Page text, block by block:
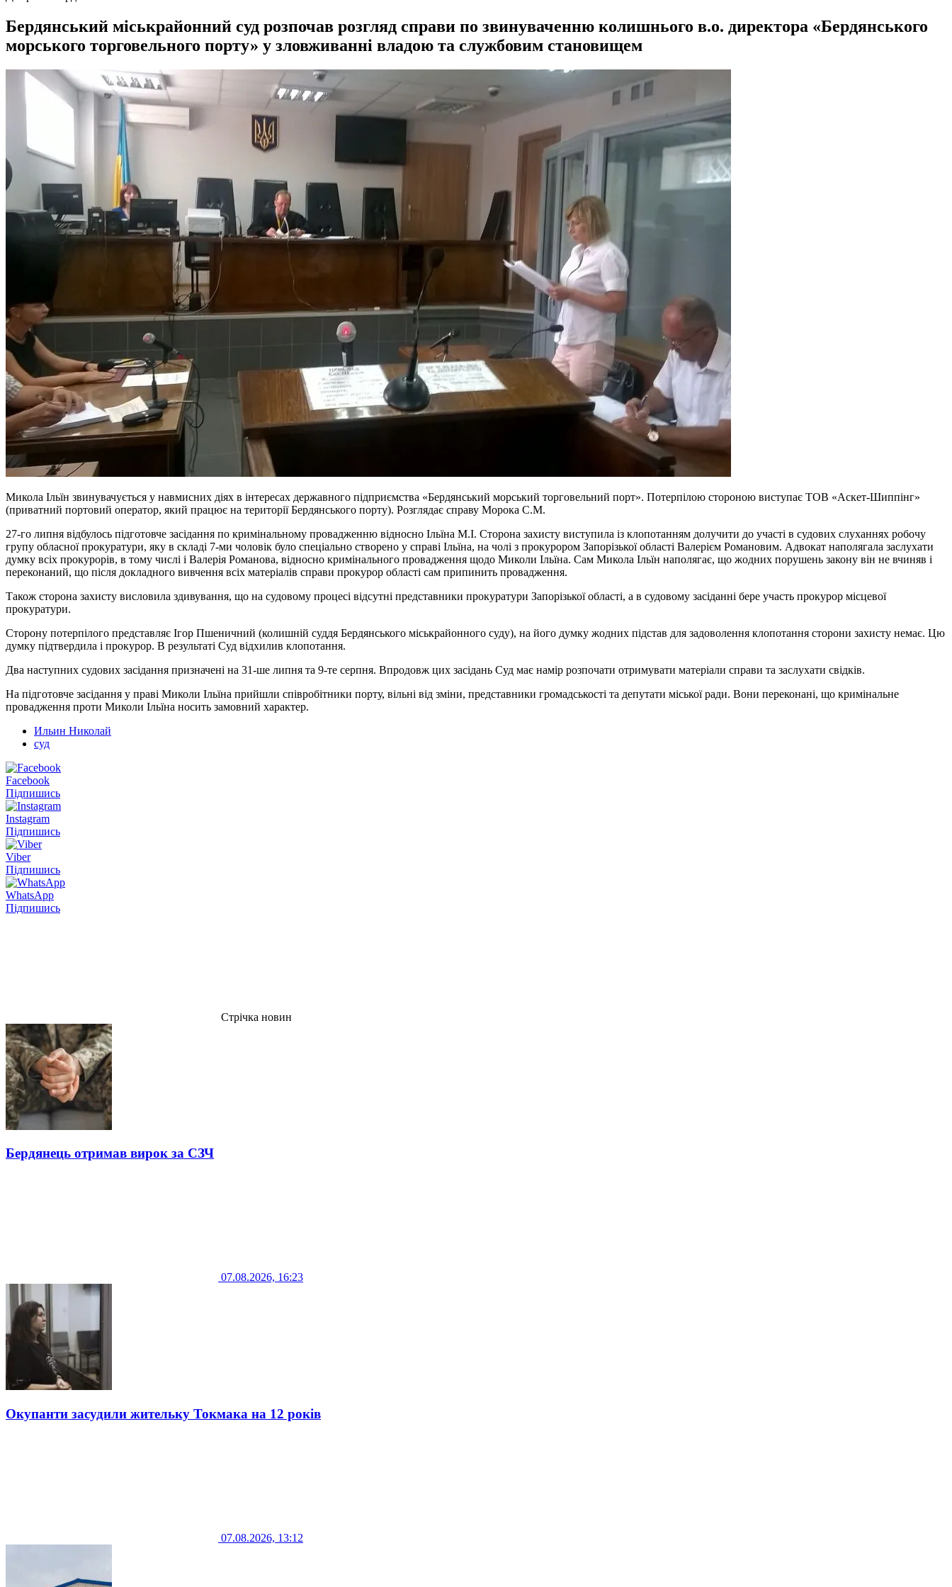
Бердянський міськрайонний суд розпочав розгляд справи по звинуваченню колишнього в.о. директора «Бердянського
морського торговельного порту» у зловживанні владою та службовим становищем
Микола Ільїн звинувачується у навмисних діях в інтересах державного підприємства «Бердянський морський торговельний порт». Потерпілою стороною виступає ТОВ «Аскет-Шиппінг»
(приватний портовий оператор, який працює на території Бердянського порту). Розглядає справу Морока С.М.
27-го липня відбулось підготовче засідання по кримінальному провадженню відносно Ільїна М.І. Сторона захисту виступила із клопотанням долучити до участі в судових слуханнях робочу
групу обласної прокуратури, яку в складі 7-ми чоловік було спеціально створено у справі Ільїна, на чолі з прокурором Запорізької області Валерієм Романовим. Адвокат наполягала заслухати
думку всіх прокурорів, в тому числі і Валерія Романова, відносно кримінального провадження щодо Миколи Ільїна. Сам Микола Ільїн наполягає, що жодних порушень закону він не вчиняв і
переконаний, що після докладного вивчення всіх матеріалів справи прокурор області сам припинить провадження.
Також сторона захисту висловила здивування, що на судовому процесі відсутні представники прокуратури Запорізької області, а в судовому засіданні бере участь прокурор місцевої
прокуратури.
Сторону потерпілого представляє Ігор Пшеничний (колишній суддя Бердянського міськрайонного суду), на його думку жодних підстав для задоволення клопотання сторони захисту немає. Цю
думку підтвердила і прокурор. В результаті Суд відхилив клопотання.
Два наступних судових засідання призначені на 31-ше липня та 9-те серпня. Впродовж цих засідань Суд має намір розпочати отримувати матеріали справи та заслухати свідків.
На підготовче засідання у праві Миколи Ільїна прийшли співробітники порту, вільні від зміни, представники громадськості та депутати міської ради. Вони переконані, що кримінальне
провадження проти Миколи Ільїна носить замовний характер.
Ильин Николай
суд
Facebook
Підпишись
Instagram
Підпишись
Viber
Підпишись
WhatsApp
Підпишись
Стрічка новин
Бердянець отримав вирок за СЗЧ
07.08.2026, 16:23
Окупанти засудили жительку Токмака на 12 років
07.08.2026, 13:12